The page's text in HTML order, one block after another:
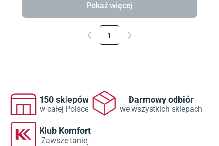
Pokaż więcej
1
150 sklepów
w całej Polsce
Darmowy odbiór
we wszystkich sklepach
Klub Komfort
Zawsze taniej